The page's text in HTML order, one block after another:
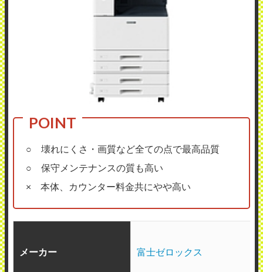
○ 壊れにくさ・画質など全ての点で最高品質
○ 保守メンテナンスの質も高い
× 本体、カウンター料金共にやや高い
メーカー 富士ゼロックス